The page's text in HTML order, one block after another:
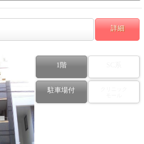
詳細
1階
駐車場付